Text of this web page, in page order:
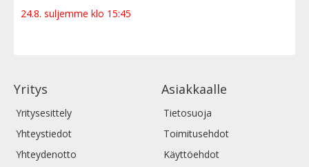
24.8. suljemme klo 15:45
Yritys
Yritysesittely
Yhteystiedot
Yhteydenotto
Asiakkaalle
Tietosuoja
Toimitusehdot
Käyttöehdot